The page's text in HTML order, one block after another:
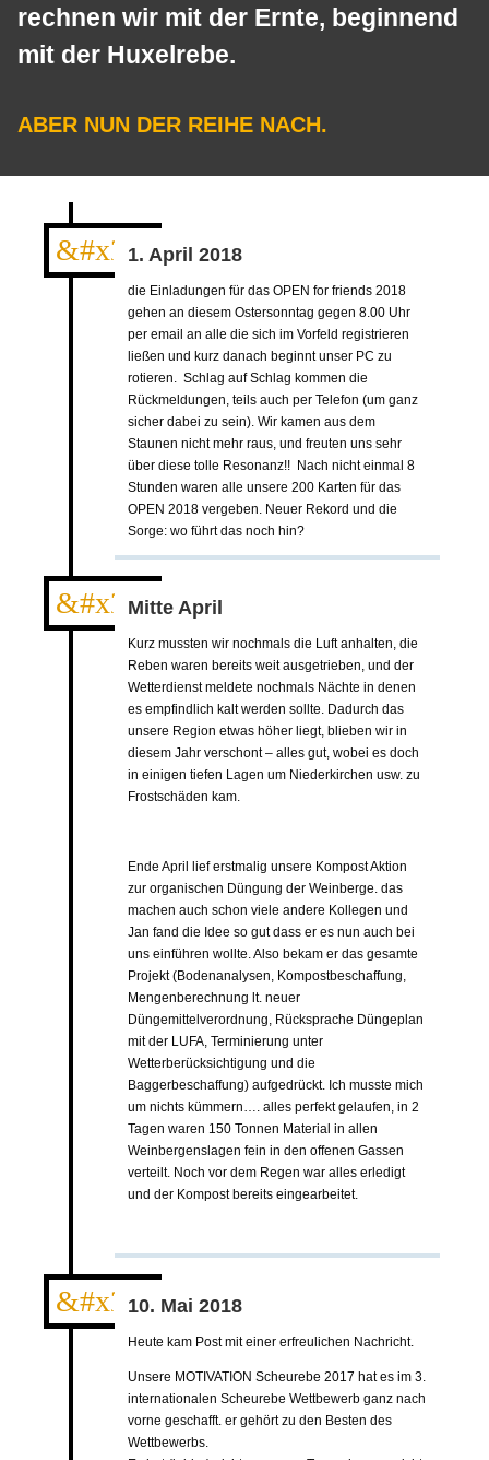
rechnen wir mit der Ernte, beginnend
mit der Huxelrebe.
ABER NUN DER REIHE NACH.
&#x23;1. April 2018
die Einladungen für das OPEN for friends 2018
gehen an diesem Ostersonntag gegen 8.00 Uhr
per email an alle die sich im Vorfeld registrieren
ließen und kurz danach beginnt unser PC zu
rotieren. Schlag auf Schlag kommen die
Rückmeldungen, teils auch per Telefon (um ganz
sicher dabei zu sein). Wir kamen aus dem
Staunen nicht mehr raus, und freuten uns sehr
über diese tolle Resonanz!! Nach nicht einmal 8
Stunden waren alle unsere 200 Karten für das
OPEN 2018 vergeben. Neuer Rekord und die
Sorge: wo führt das noch hin?
&#x24;Mitte April
Kurz mussten wir nochmals die Luft anhalten, die
Reben waren bereits weit ausgetrieben, und der
Wetterdienst meldete nochmals Nächte in denen
es empfindlich kalt werden sollte. Dadurch das
unsere Region etwas höher liegt, blieben wir in
diesem Jahr verschont – alles gut, wobei es doch
in einigen tiefen Lagen um Niederkirchen usw. zu
Frostschäden kam.
Ende April lief erstmalig unsere Kompost Aktion
zur organischen Düngung der Weinberge. das
machen auch schon viele andere Kollegen und
Jan fand die Idee so gut dass er es nun auch bei
uns einführen wollte. Also bekam er das gesamte
Projekt (Bodenanalysen, Kompostbeschaffung,
Mengenberechnung lt. neuer
Düngemittelverordnung, Rücksprache Düngeplan
mit der LUFA, Terminierung unter
Wetterberücksichtigung und die
Baggerbeschaffung) aufgedrückt. Ich musste mich
um nichts kümmern…. alles perfekt gelaufen, in 2
Tagen waren 150 Tonnen Material in allen
Weinbergenslagen fein in den offenen Gassen
verteilt. Noch vor dem Regen war alles erledigt
und der Kompost bereits eingearbeitet.
&#x23;10. Mai 2018
Heute kam Post mit einer erfreulichen Nachricht.
Unsere MOTIVATION Scheurebe 2017 hat es im 3.
internationalen Scheurebe Wettbewerb ganz nach
vorne geschafft. er gehört zu den Besten des
Wettbewerbs.